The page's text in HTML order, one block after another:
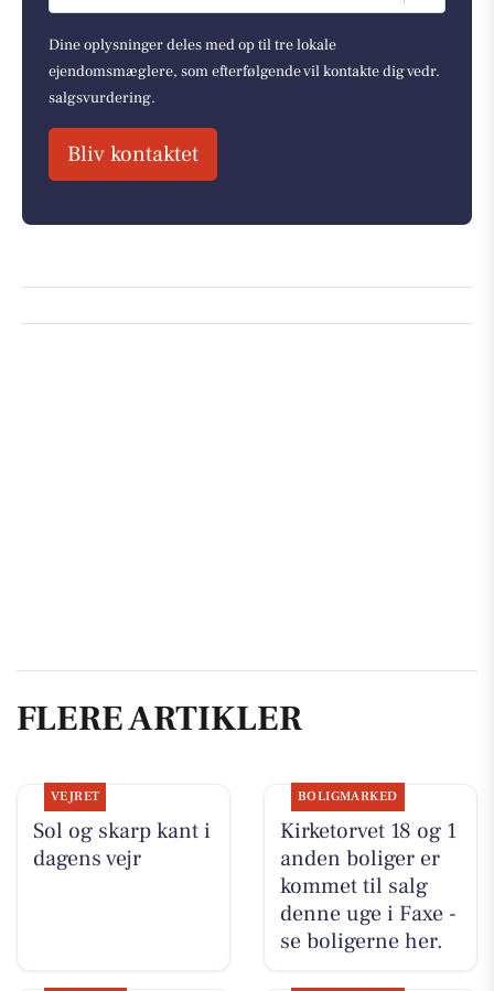
Dine oplysninger deles med op til tre lokale
ejendomsmæglere, som efterfølgende vil kontakte dig vedr.
salgsvurdering.
Bliv kontaktet
FLERE ARTIKLER
VEJRET
Sol og skarp kant i
dagens vejr
BOLIGMARKED
Kirketorvet 18 og 1
anden boliger er
kommet til salg
denne uge i Faxe -
se boligerne her.